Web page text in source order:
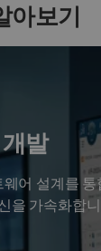
아보기
발
어 설계를 통
을 가속화합니